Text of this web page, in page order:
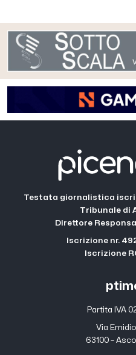
Testata giornalistica
Tribunale di
Direttore
Iscrizione nr.
Iscrizione
Partita IVA
Via
63100 –